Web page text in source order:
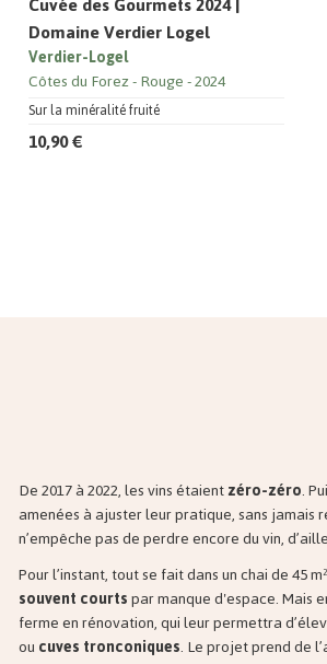
Domaine Verdier Logel
Sur la minéralité fruité
Verdier-Logel
Côtes du Forez Rouge 2024
10,90 €
De 2017 à 2022, les vins étaientzéro-zéro.
amenées à ajuster leur pratique, sans jamais
n’empêche pas de perdre encore du vin,
Pour l’instant, tout se fait dans un chai de 45
souvent courtspar manque d'espace. Mais
ferme en rénovation, qui leur permettra
oucuves tronconiques. Le projet prend de